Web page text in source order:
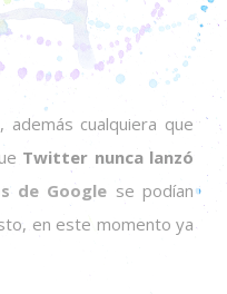
cualquiera que
Twitter nunca lanzó
de Google se podían
en este momento ya